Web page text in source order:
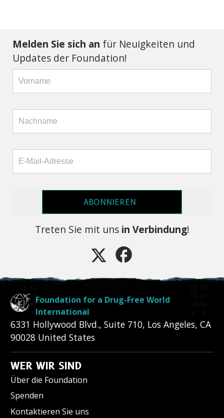
Melden Sie sich an für Neuigkeiten und
Updates der Foundation!
ABONNIEREN
Treten Sie mit uns in Verbindung!
Foundation for a Drug-Free World
International
6331 Hollywood Blvd., Suite 710, Los Angeles, CA
90028 United States
WER WIR SIND
Über die Foundation
Spenden
Kontaktieren Sie uns